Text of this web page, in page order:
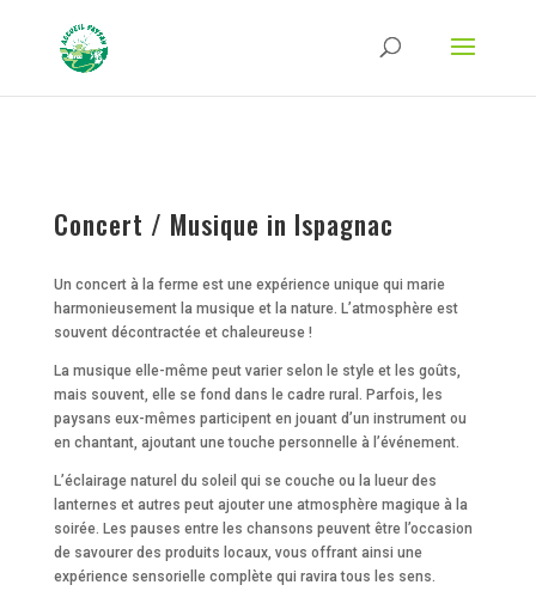
Type-Options Referrer-Policy Permissions-Policy
ga('require', 'GTM-TFCVLFN');
Concert / Musique in Ispagnac
Un concert à la ferme est une expérience unique qui marie
harmonieusement la musique et la nature. L’atmosphère est
souvent décontractée et chaleureuse !
La musique elle-même peut varier selon le style et les goûts,
mais souvent, elle se fond dans le cadre rural. Parfois, les
paysans eux-mêmes participent en jouant d’un instrument ou
en chantant, ajoutant une touche personnelle à l’événement.
L’éclairage naturel du soleil qui se couche ou la lueur des
lanternes et autres peut ajouter une atmosphère magique à la
soirée. Les pauses entre les chansons peuvent être l’occasion
de savourer des produits locaux, vous offrant ainsi une
expérience sensorielle complète qui ravira tous les sens.